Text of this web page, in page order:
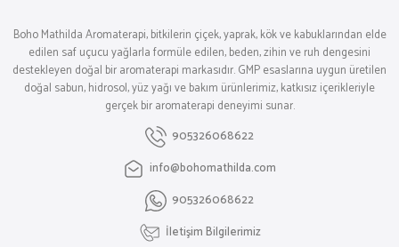
Boho Mathilda Aromaterapi, bitkilerin çiçek, yaprak, kök ve kabuklarından elde
edilen saf uçucu yağlarla formüle edilen, beden, zihin ve ruh dengesini
destekleyen doğal bir aromaterapi markasıdır. GMP esaslarına uygun üretilen
doğal sabun, hidrosol, yüz yağı ve bakım ürünlerimiz, katkısız içerikleriyle
gerçek bir aromaterapi deneyimi sunar.
905326068622
info@bohomathilda.com
905326068622
İletişim Bilgilerimiz